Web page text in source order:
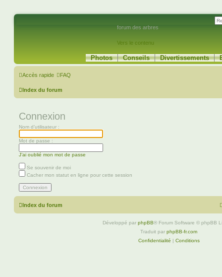
forum des arbres
Vers le contenu
Photos Conseils Divertissements
Accès rapide FAQ
Index du forum
Connexion
Nom d’utilisateur :
Mot de passe :
J’ai oublié mon mot de passe
Se souvenir de moi
Cacher mon statut en ligne pour cette session
Index du forum
Développé par phpBB® Forum Software © phpBB
Traduit par phpBB-fr.com
Confidentialité | Conditions